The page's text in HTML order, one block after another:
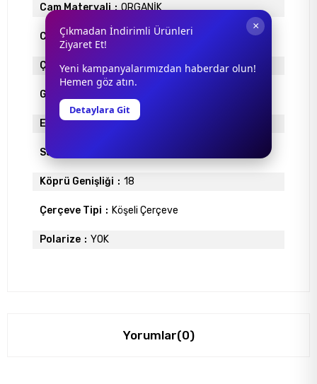
Cam Materyali ORGANİK
Cam Rengi FÜME
Çerçeve Materyali ASETAT
Gövde Rengi
Ekartman 53
Sap Uzunlugu
Köprü Genişliği 18
Çerçeve Tipi Köşeli Çerçeve
Polarize YOK
Yorumlar(0)
×
Çıkmadan İndirimli Ürünleri
Ziyaret Et!
Yeni kampanyalarımızdan haberdar olun!
Hemen göz atın.
Detaylara Git